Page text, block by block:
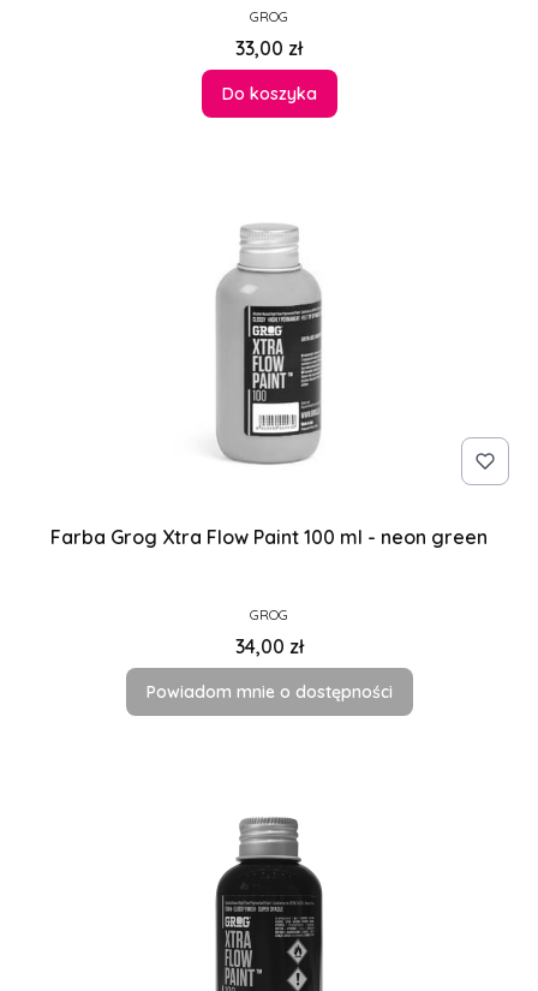
PRODUCENT
GROG
Cena
33,00 zł
Do koszyka
Farba Grog Xtra Flow Paint 100 ml - neon green
PRODUCENT
GROG
Cena
34,00 zł
Powiadom mnie o dostępności